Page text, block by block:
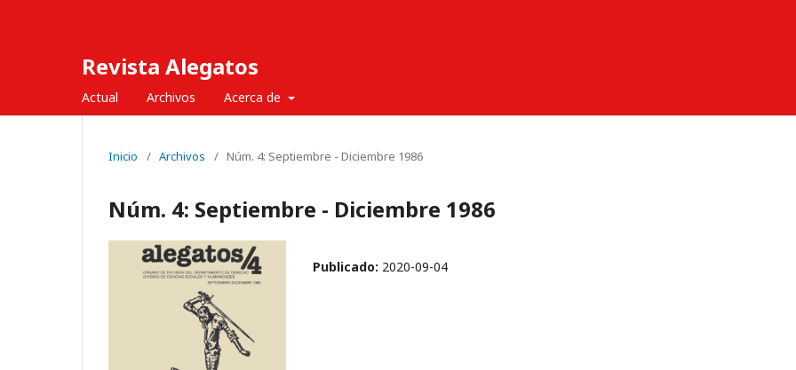
Revista Alegatos
Actual Archivos Acerca de
Inicio / Archivos / Núm. 4: Septiembre - Diciembre 1986
Núm. 4: Septiembre - Diciembre 1986
Publicado: 2020-09-04